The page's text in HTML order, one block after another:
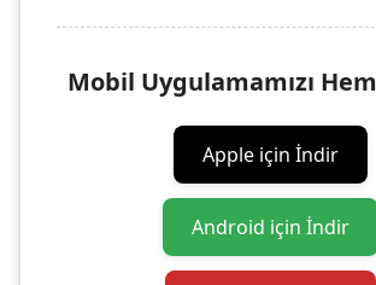
Mobil Uygulamamızı
Apple için İndir
Android için İndir